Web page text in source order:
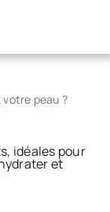
votre peau ?